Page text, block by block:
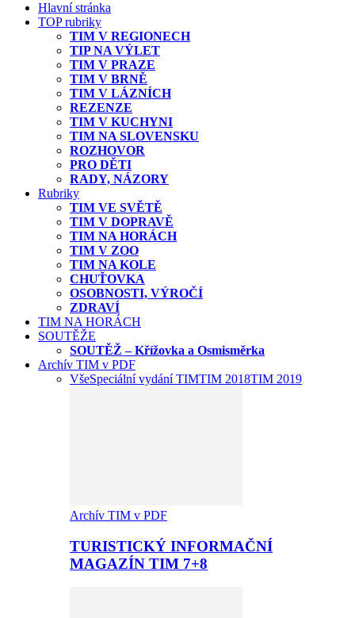
Hlavní stránka
TOP rubriky
TIM V REGIONECH
TIP NA VÝLET
TIM V PRAZE
TIM V BRNĚ
TIM V LÁZNÍCH
REZENZE
TIM V KUCHYNI
TIM NA SLOVENSKU
ROZHOVOR
PRO DĚTI
RADY, NÁZORY
Rubriky
TIM VE SVĚTĚ
TIM V DOPRAVĚ
TIM NA HORÁCH
TIM V ZOO
TIM NA KOLE
CHUŤOVKA
OSOBNOSTI, VÝROČÍ
ZDRAVÍ
TIM NA HORÁCH
SOUTĚŽE
SOUTĚŽ – Křížovka a Osmisměrka
Archív TIM v PDF
VšeSpeciální vydání TIMTIM 2018TIM 2019
Archív TIM v PDF
TURISTICKÝ INFORMAČNÍ
MAGAZÍN TIM 7+8